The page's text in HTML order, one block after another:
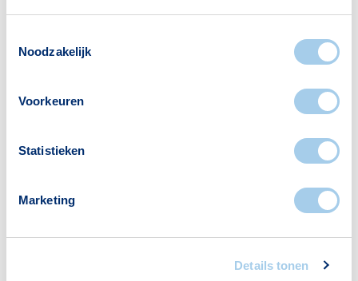
Noodzakelijk
Voorkeuren
Statistieken
Marketing
Details tonen
Bij Hypotheek Visie helpen we je graag verder
met persoonlijk advies op maat. Neem gerust
contactmet ons op en plan een vrijblijvende
Samen zorgen we ervoor dat je optimaal kunt
profiteren van de voordelen van zonne-